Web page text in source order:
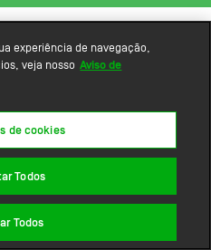
experiência de navegação,
veja nosso Aviso de
de cookies
Todos
Todos